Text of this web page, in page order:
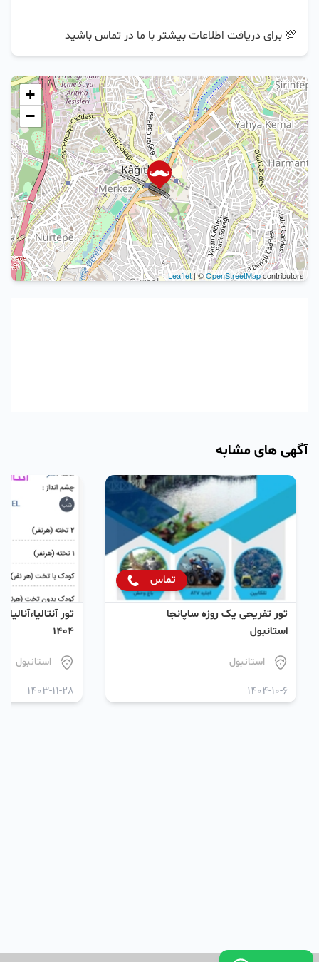
💯 برای دریافت اطلاعات بیشتر با ما در تماس باشید
+
−
Leaflet| ©OpenStreetMapcontributors
آگهی های مشابه
تماس
تور تفریحی یک روزه ساپانجا
استانبول
استانبول
1404-10-6
تور
۱۴۰۴
استانبول
1403-11-28